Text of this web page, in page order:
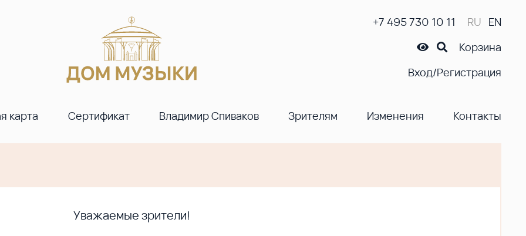
+7 495 730 10 11 RU EN
Корзина
Вход/Регистрация
карта Сертификат Владимир Спиваков Зрителям Изменения Контакты
Уважаемые зрители!